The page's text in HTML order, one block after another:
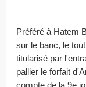
Préféré à Hatem
sur le banc, le
titularisé par
pallier le forfait
compte de la 9e